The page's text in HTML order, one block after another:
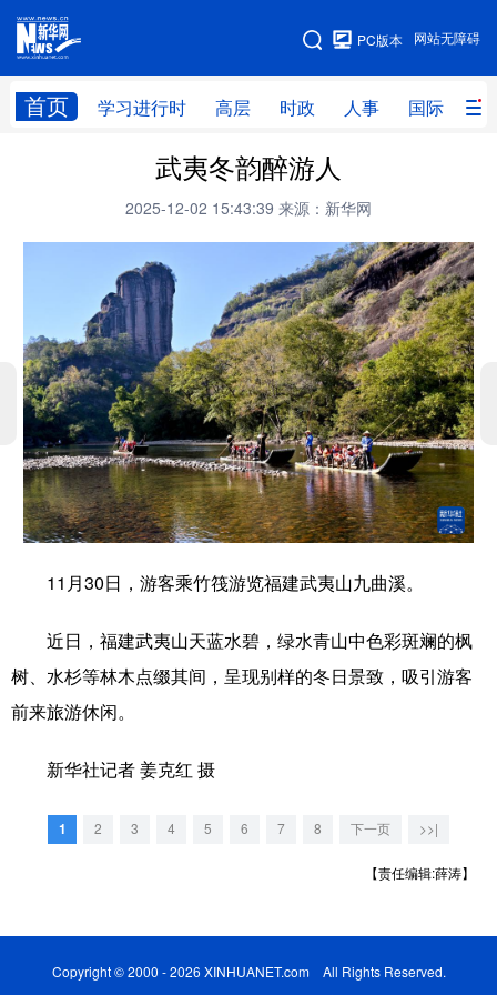
网站无障碍
PC版本
首页 学习进行时 高层 时政 人事 国际 财
网站地图
高层 时政
财经 网评
思客智库 全球连线 教育
量子 体育
文化 书画 健康 军事
访谈 视频 图片 政务
法律 中央文件 金融 汽车
食品 人居 信息化 数字经济
学术中国 乡村振兴 银龄 溯源中国
城市 旅游 能源 会展
彩票 娱乐 时尚 悦读
公益 一带一路 亚太网 上市公司
地方频道
武夷冬韵醉游人
2025-12-02 15:43:39 来源：新华网
11月30日，游客乘竹筏游览福建武夷山九曲溪。
近日，福建武夷山天蓝水碧，绿水青山中色彩斑斓的枫
树、水杉等林木点缀其间，呈现别样的冬日景致，吸引游客
前来旅游休闲。
新华社记者 姜克红 摄
1 2 3 4 5 6 7 8 下一页 >>|
【责任编辑:薛涛】
Copyright © 2000 - 2026 XINHUANET.com All Rights Reserved.